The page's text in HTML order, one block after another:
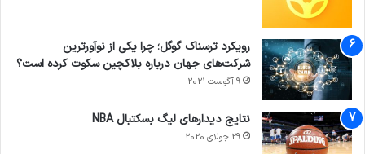
رویکرد ترسناک گوگل؛ چرا یکی از نوآورترین
شرکت‌های جهان درباره بلاکچین سکوت کرده است؟
9 آگوست 2021
نتایج دیدار‌های لیگ بسکتبال NBA
29 جولای 2020